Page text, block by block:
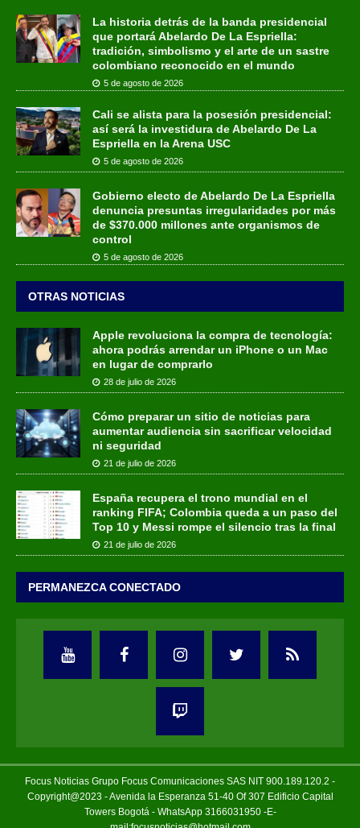
La historia detrás de la banda presidencial
que portará Abelardo De La Espriella:
tradición, simbolismo y el arte de un sastre
colombiano reconocido en el mundo
5 de agosto de 2026
Cali se alista para la posesión presidencial:
así será la investidura de Abelardo De La
Espriella en la Arena USC
5 de agosto de 2026
Gobierno electo de Abelardo De La Espriella
denuncia presuntas irregularidades por más
de $370.000 millones ante organismos de
control
5 de agosto de 2026
OTRAS NOTICIAS
Apple revoluciona la compra de tecnología:
ahora podrás arrendar un iPhone o un Mac
en lugar de comprarlo
28 de julio de 2026
Cómo preparar un sitio de noticias para
aumentar audiencia sin sacrificar velocidad
ni seguridad
21 de julio de 2026
España recupera el trono mundial en el
ranking FIFA; Colombia queda a un paso del
Top 10 y Messi rompe el silencio tras la final
21 de julio de 2026
PERMANEZCA CONECTADO
Focus Noticias Grupo Focus Comunicaciones SAS NIT 900.189.120.2 -
Copyright@2023 - Avenida la Esperanza 51-40 Of 307 Edificio Capital
Towers Bogotá - WhatsApp 3166031950 -E-